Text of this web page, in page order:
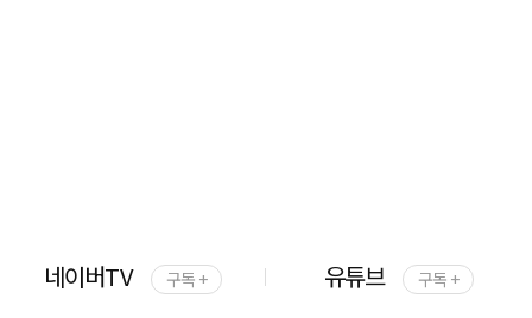
네이버TV 구독 + 유튜브 구독 +